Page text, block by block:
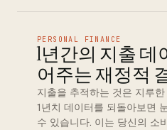
PERSONAL FINANCE
1년간의 지출 데
어주는 재정적
지출을 추적하는 것은 지루
1년치 데이터를 되돌아보면
수 있습니다. 이는 당신의 소